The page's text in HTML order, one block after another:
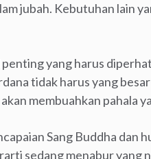
jubah. Kebutuhan lain
yang harus
tidak harus yang
membuahkan pahala
Sang Buddha dan
sedang menabur yang